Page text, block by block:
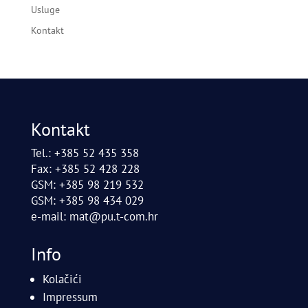
Usluge
Kontakt
Kontakt
Tel.: +385 52 435 358
Fax: +385 52 428 228
GSM: +385 98 219 532
GSM: +385 98 434 029
e-mail: mat@pu.t-com.hr
Info
Kolačići
Impressum